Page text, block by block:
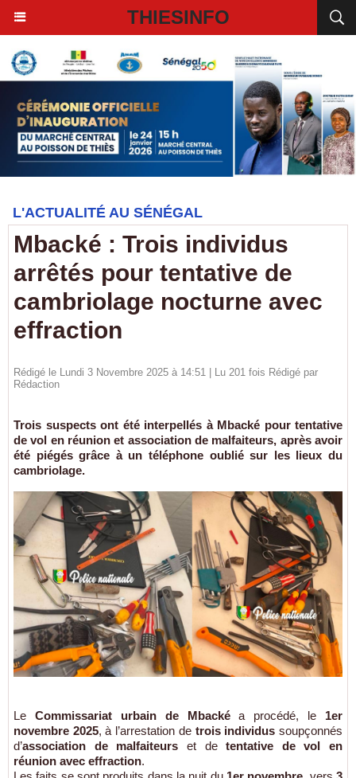
THIESINFO
L'ACTUALITÉ AU SÉNÉGAL
Mbacké : Trois individus
arrêtés pour tentative de
cambriolage nocturne avec
effraction
Rédigé le Lundi 3 Novembre 2025 à 14:51 | Lu 201 fois Rédigé par
Rédaction
Trois suspects ont été interpellés à Mbacké pour tentative
de vol en réunion et association de malfaiteurs, après avoir
été piégés grâce à un téléphone oublié sur les lieux du
cambriolage.
Le Commissariat urbain de Mbackéa procédé, le 1er
novembre 2025, à l’arrestation de trois individus soupçonnés
d’association de malfaiteurs et detentative de vol en
réunion avec effraction.